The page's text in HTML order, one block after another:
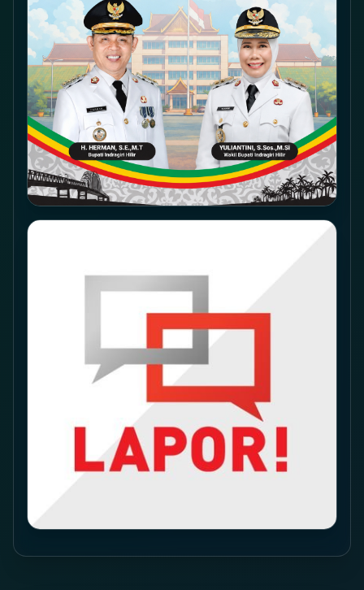
Dinas Instansi lainnya dan masyarakat umum. "Bupati Inhil
berpesan kepada peserta agar dapat mengikuti turnamen bola voli
kapolres Inhil cup IV tahun 2025 ini dengan sebaik-baiknya gunakan
bakat dan kemampuan yang dimiliki dengan penuh semangat dan
maksimal demi meraih prestasi yang setinggi-tingginya" tutup Qudri
Ramaputera, SH, MH.